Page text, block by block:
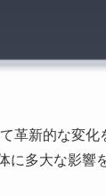
革新的な変
に多大な影響